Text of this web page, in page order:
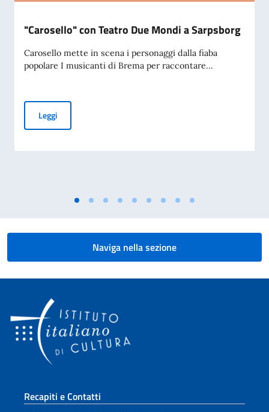
"Carosello" con Teatro Due Mondi a Sarpsborg
Carosello mette in scena i personaggi dalla fiaba
popolare I musicanti di Brema per raccontare...
Leggi"Carosello" con Teatro Due Mondi a Sarpsborg
Naviga nella sezione
Sezione footer
Recapiti e Contatti